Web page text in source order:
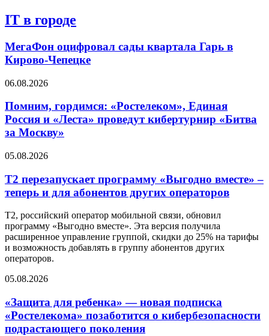
IT в городе
МегаФон оцифровал сады квартала Гарь в
Кирово-Чепецке
06.08.2026
Помним, гордимся: «Ростелеком», Единая
Россия и «Леста» проведут кибертурнир «Битва
за Москву»
05.08.2026
Т2 перезапускает программу «Выгодно вместе» –
теперь и для абонентов других операторов
T2, российский оператор мобильной связи, обновил
программу «Выгодно вместе». Эта версия получила
расширенное управление группой, скидки до 25% на тарифы
и возможность добавлять в группу абонентов других
операторов.
05.08.2026
«Защита для ребенка» — новая подписка
«Ростелекома» позаботится о кибербезопасности
подрастающего поколения